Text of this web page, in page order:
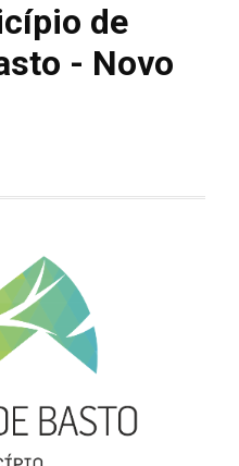
de
- Novo